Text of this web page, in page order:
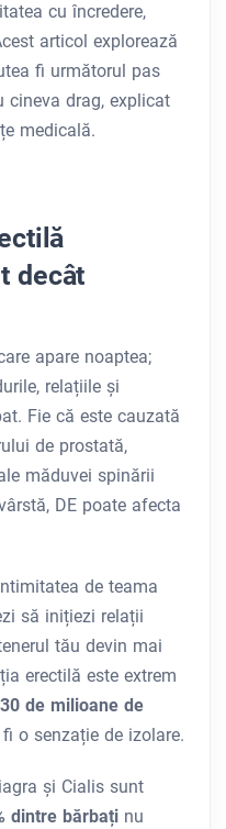
cu încredere,
articol explorează
fi următorul pas
cineva drag, explicat
medicală.
decât
apare noaptea;
relațiile și
Fie că este cauzată
de prostată,
măduvei spinării
DE poate afecta
de teama
să inițiezi relații
tău devin mai
erectilă este extrem
30 de milioane de
o senzație de izolare.
și Cialis sunt
dintre bărbați nu